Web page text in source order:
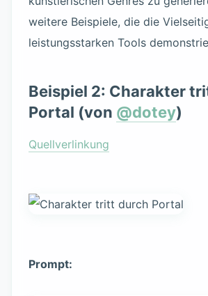
weitere Beispiele, die die
leistungsstarken Tools
Beispiel 2: Charakter
Portal (von @dotey)
Quellverlinkung
Prompt: